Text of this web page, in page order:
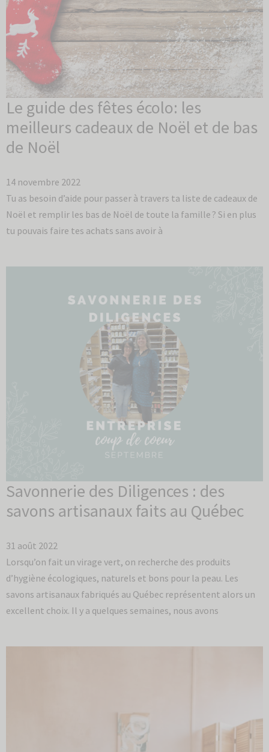
Le guide des fêtes écolo: les
meilleurs cadeaux de Noël et de bas
de Noël
14 novembre 2022
Tu as besoin d’aide pour passer à travers ta liste de cadeaux de
Noël et remplir les bas de Noël de toute la famille ? Si en plus
tu pouvais faire tes achats sans avoir à
Savonnerie des Diligences : des
savons artisanaux faits au Québec
31 août 2022
Lorsqu’on fait un virage vert, on recherche des produits
d’hygiène écologiques, naturels et bons pour la peau. Les
savons artisanaux fabriqués au Québec représentent alors un
excellent choix. Il y a quelques semaines, nous avons